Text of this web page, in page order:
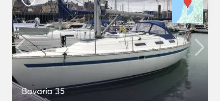
Bavaria 35